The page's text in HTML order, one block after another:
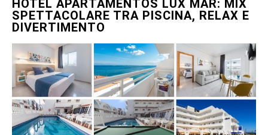
HOTEL APARTAMENTOS LUX MAR: MIX
SPETTACOLARE TRA PISCINA, RELAX E
DIVERTIMENTO